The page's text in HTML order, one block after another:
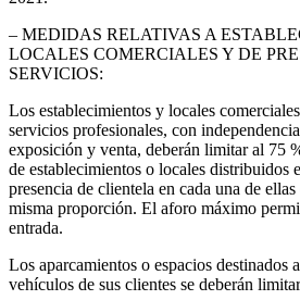
– MEDIDAS RELATIVAS A
LOCALES COMERCIALES Y DE
SERVICIOS:
Los establecimientos y locales
servicios profesionales, con
exposición y venta, deberán limitar al 75
de establecimientos o locales distribuidos
presencia de clientela en cada una de ellas
misma proporción. El aforo máximo
entrada.
Los aparcamientos o espacios destinados
vehículos de sus clientes se deberán